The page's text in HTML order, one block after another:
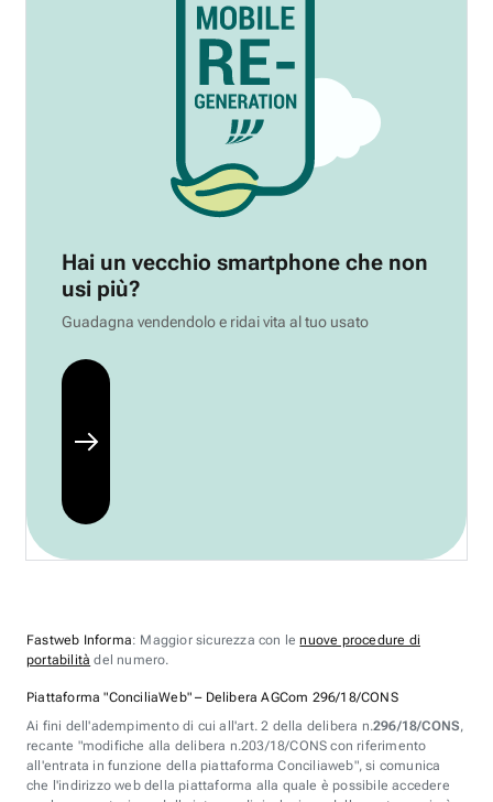
Hai un vecchio smartphone che non
usi più?
Guadagna vendendolo e ridai vita al tuo usato
Fastweb Informa: Maggior sicurezza con lenuove procedure di
portabilità del numero.
Piattaforma "ConciliaWeb" – Delibera AGCom 296/18/CONS
Ai fini dell'adempimento di cui all'art. 2 della delibera n.296/18/CONS,
recante "modifiche alla delibera n.203/18/CONS con riferimento
all'entrata in funzione della piattaforma Conciliaweb", si comunica
che l'indirizzo web della piattaforma alla quale è possibile accedere